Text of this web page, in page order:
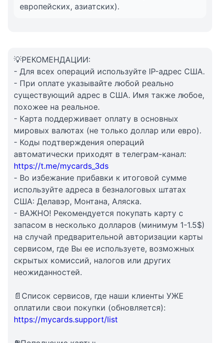
европейских, азиатских).
💡РЕКОМЕНДАЦИИ:
- Для всех операций используйте IP-адрес США.
- При оплате указывайте любой реально
существующий адрес в США. Имя также любое,
похожее на реальное.
- Карта поддерживает оплату в основных
мировых валютах (не только доллар или евро).
- Коды подтверждения операций
автоматически приходят в телеграм-канал:
https://t.me/mycards_3ds
- Во избежание прибавки к итоговой сумме
используйте адреса в безналоговых штатах
США: Делавэр, Монтана, Аляска.
- ВАЖНО! Рекомендуется покупать карту с
запасом в несколько долларов (минимум 1-1.5$)
на случай предварительной авторизации карты
сервисом, где Вы ее используете, возможных
скрытых комиссий, налогов или других
неожиданностей.
📄Список сервисов, где наши клиенты УЖЕ
оплатили свои покупки (обновляется):
https://mycards.support/list